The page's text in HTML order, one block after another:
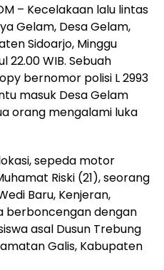
– Kecelakaan lalu lintas
Gelam, Desa Gelam,
Sidoarjo, Minggu
WIB. Sebuah
bernomor polisi L 2993
masuk Desa Gelam
orang mengalami luka
sepeda motor
Riski (21), seorang
Baru, Kenjeran,
berboncengan dengan
asal Dusun Trebung
Galis, Kabupaten